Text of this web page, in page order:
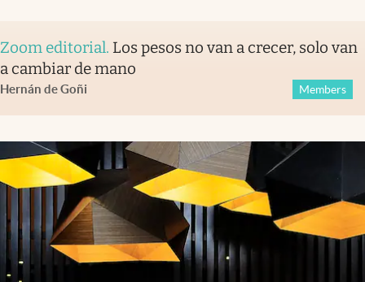
Zoom editorial. Los pesos no van a crecer, solo van
a cambiar de mano
Hernán de Goñi Members